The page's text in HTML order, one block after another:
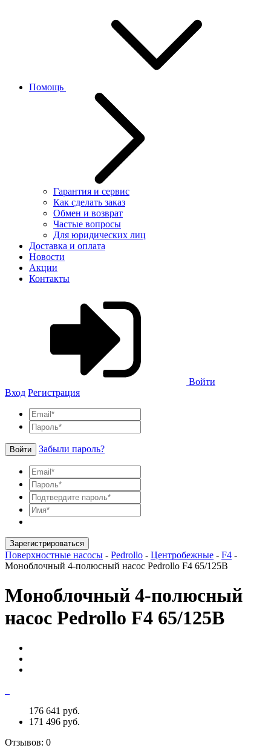
Помощь
Гарантия и сервис
Как сделать заказ
Обмен и возврат
Частые вопросы
Для юридических лиц
Доставка и оплата
Новости
Акции
Контакты
Войти
Вход Регистрация
Войти Забыли пароль?
Зарегистрироваться
Поверхностные насосы - Pedrollo - Центробежные - F4 -
Моноблочный 4-полюсный насос Pedrollo F4 65/125B
Моноблочный 4-полюсный
насос Pedrollo F4 65/125B
176 641 руб.
171 496 руб.
Отзывов: 0